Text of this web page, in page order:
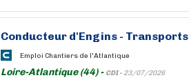
Conducteur d'Engins -
Emploi Chantiers de l'Atlantique
Loire-Atlantique (44) - CDI - 23/07/2026